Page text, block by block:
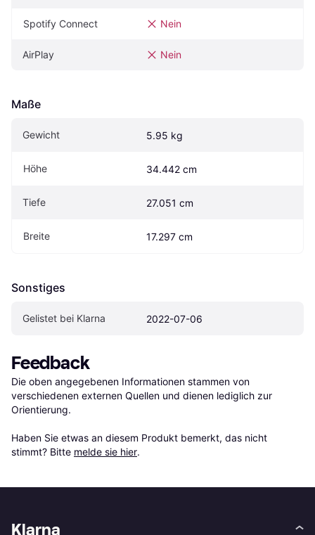
Spotify Connect Nein
AirPlay Nein
Maße
Gewicht 5.95 kg
Höhe 34.442 cm
Tiefe 27.051 cm
Breite 17.297 cm
Sonstiges
Gelistet bei Klarna 2022-07-06
Feedback
Die oben angegebenen Informationen stammen von
verschiedenen externen Quellen und dienen lediglich zur
Orientierung.
Haben Sie etwas an diesem Produkt bemerkt, das nicht
stimmt? Bitte melde sie hier.
Klarna